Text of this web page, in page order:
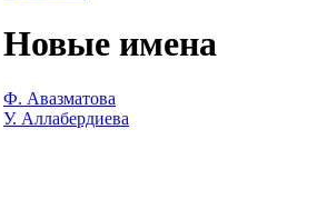
Новые имена
Ф. Авазматова
У. Аллабердиева